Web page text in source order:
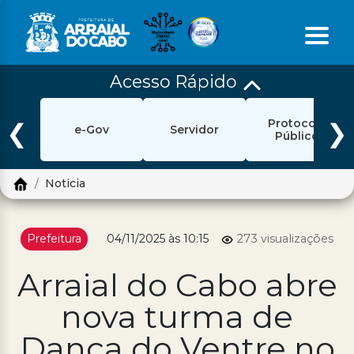
Início
Ouvidoria
Pesquisar
Política de Privacidade
Prefeitura
Diário Oficial
Acesso Rápido
❮ e-Gov Servidor
Protocolo
Público
❯
Noticia
Prefeitura 04/11/2025 às 10:15 273 visualizações
Arraial do Cabo abre
nova turma de